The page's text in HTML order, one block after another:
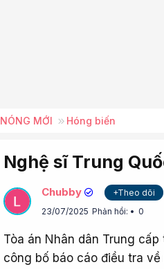
NÓNG MỚI Hóng biến
Nghệ sĩ Trung
Chubby
+Theo dõi
23/07/2025 Phản hồi: 0
Tòa án Nhân dân Trung
công bố báo cáo điều tra